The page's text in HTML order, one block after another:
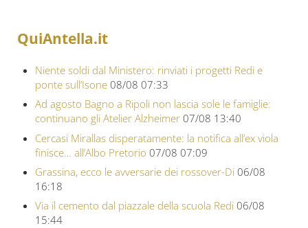
QuiAntella.it
Niente soldi dal Ministero: rinviati i progetti Redi e
ponte sull’Isone 08/08 07:33
Ad agosto Bagno a Ripoli non lascia sole le famiglie:
continuano gli Atelier Alzheimer 07/08 13:40
Cercasi Mirallas disperatamente: la notifica all’ex viola
finisce… all’Albo Pretorio 07/08 07:09
Grassina, ecco le avversarie dei rossover-Di 06/08
16:18
Via il cemento dal piazzale della scuola Redi 06/08
15:44